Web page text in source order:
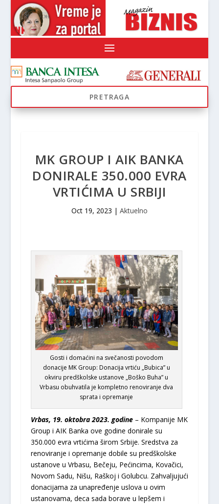
MK GROUP I AIK BANKA
DONIRALE 350.000 EVRA
VRTIĆIMA U SRBIJI
Oct 19, 2023 | Aktuelno
Gosti i domaćini na svečanosti povodom
donacije MK Group: Donacija vrtiću „Bubica” u
okviru predškolske ustanove „Boško Buha” u
Vrbasu obuhvatila je kompletno renoviranje dva
sprata i opremanje
Vrbas, 19. oktobra 2023. godine– Kompanije MK
Group i AIK Banka ove godine donirale su
350.000 evra vrtićima širom Srbije. Sredstva za
renoviranje i opremanje dobile su predškolske
ustanove u Vrbasu, Bečeju, Pećincima, Kovačici,
Novom Sadu, Nišu, Raškoj i Golubcu. Zahvaljujući
donacijama za unapređenje uslova u ovim
ustanovama, deca sada borave u lepšem i